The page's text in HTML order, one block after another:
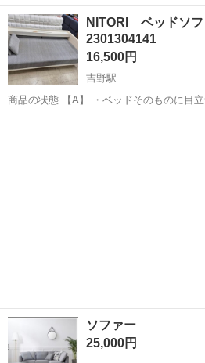
です ⭐️⭐️⭐️⭐️⭐️⭐️⭐️⭐️⭐️⭐️⭐️ 📜 商品内容 北欧スウェーデン発の世界的イン
テリアブランド『IK...
福岡 大野城市 ソファ
NITORI ベッドソ
2301304141
16,500円
吉野駅
商品の状態 【A】 ・ベッドそのものに目立つ傷や汚れはありません
ソファー
25,000円